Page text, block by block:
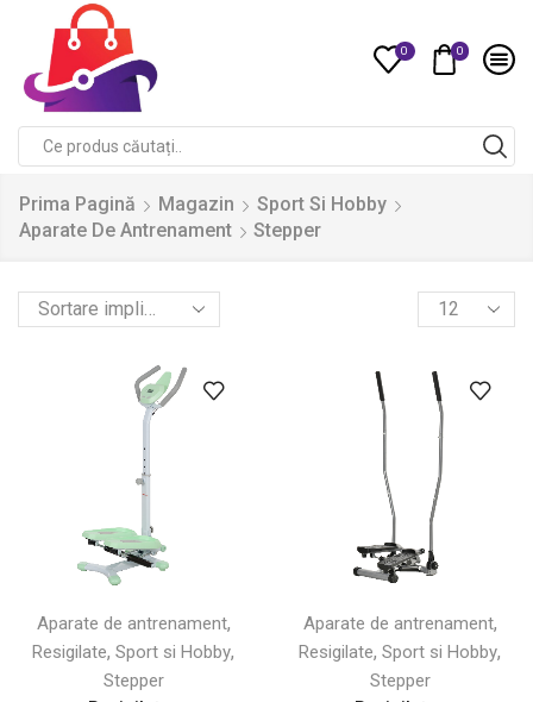
0 0
Prima Pagină Magazin
Sport Si Hobby
Aparate De Antrenament
Stepper
Products
per
Aparate de antrenament,
Resigilate, Sport si Hobby,
Stepper
Aparate de antrenament,
Resigilate, Sport si Hobby,
Stepper